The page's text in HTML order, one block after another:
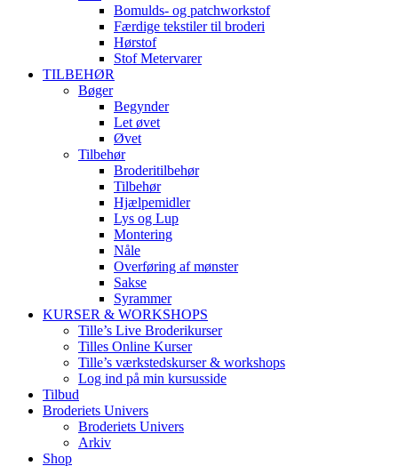
Bomulds- og patchworkstof
Færdige tekstiler til broderi
Hørstof
Stof Metervarer
TILBEHØR
Bøger
Begynder
Let øvet
Øvet
Tilbehør
Broderitilbehør
Tilbehør
Hjælpemidler
Lys og Lup
Montering
Nåle
Overføring af mønster
Sakse
Syrammer
KURSER & WORKSHOPS
Tille’s Live Broderikurser
Tilles Online Kurser
Tille’s værkstedskurser & workshops
Log ind på min kursusside
Tilbud
Broderiets Univers
Broderiets Univers
Arkiv
Shop